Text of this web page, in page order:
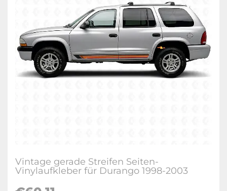
Vintage gerade Streifen Seiten-
Vinylaufkleber für Durango 1998-2003